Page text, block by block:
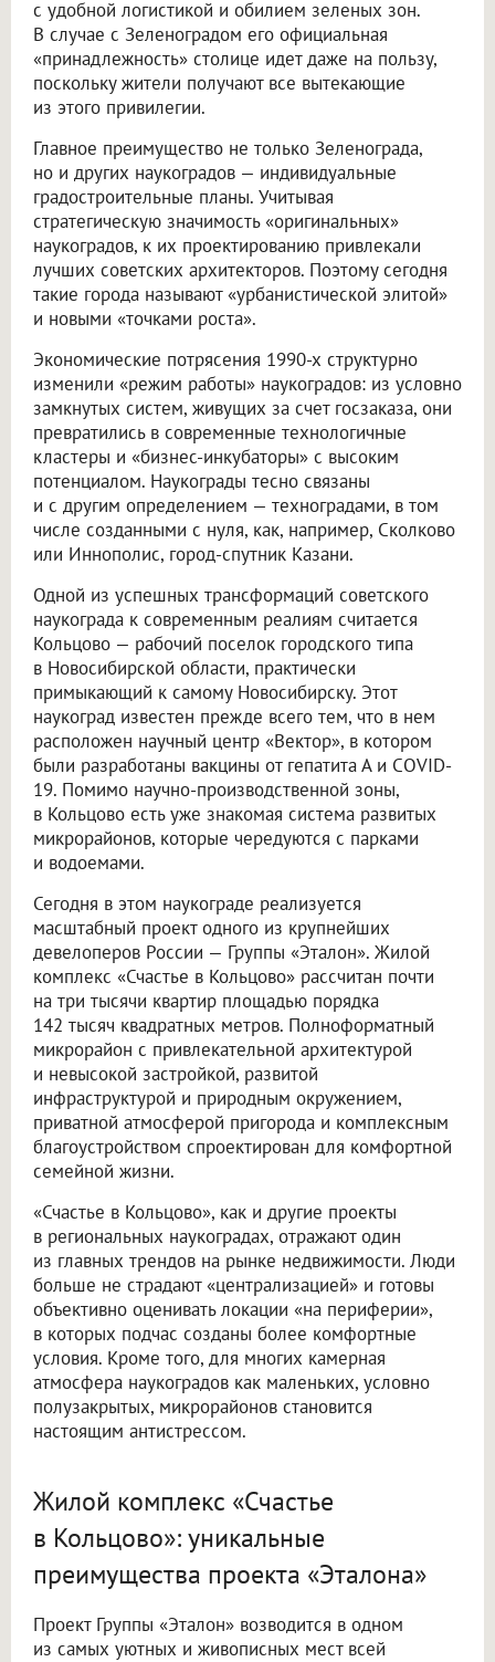
с удобной логистикой и обилием зеленых зон.
В случае с Зеленоградом его официальная
«принадлежность» столице идет даже на пользу,
поскольку жители получают все вытекающие
из этого привилегии.
Главное преимущество не только Зеленограда,
но и других наукоградов — индивидуальные
градостроительные планы. Учитывая
стратегическую значимость «оригинальных»
наукоградов, к их проектированию привлекали
лучших советских архитекторов. Поэтому сегодня
такие города называют «урбанистической элитой»
и новыми «точками роста».
Экономические потрясения 1990-х структурно
изменили «режим работы» наукоградов: из условно
замкнутых систем, живущих за счет госзаказа, они
превратились в современные технологичные
кластеры и «бизнес-инкубаторы» с высоким
потенциалом. Наукограды тесно связаны
и с другим определением — техноградами, в том
числе созданными с нуля, как, например, Сколково
или Иннополис, город-спутник Казани.
Одной из успешных трансформаций советского
наукограда к современным реалиям считается
Кольцово — рабочий поселок городского типа
в Новосибирской области, практически
примыкающий к самому Новосибирску. Этот
наукоград известен прежде всего тем, что в нем
расположен научный центр «Вектор», в котором
были разработаны вакцины от гепатита А и COVID-
19. Помимо научно-производственной зоны,
в Кольцово есть уже знакомая система развитых
микрорайонов, которые чередуются с парками
и водоемами.
Сегодня в этом наукограде реализуется
масштабный проект одного из крупнейших
девелоперов России — Группы «Эталон». Жилой
комплекс «Счастье в Кольцово» рассчитан почти
на три тысячи квартир площадью порядка
142 тысяч квадратных метров. Полноформатный
микрорайон с привлекательной архитектурой
и невысокой застройкой, развитой
инфраструктурой и природным окружением,
приватной атмосферой пригорода и комплексным
благоустройством спроектирован для комфортной
семейной жизни.
«Счастье в Кольцово», как и другие проекты
в региональных наукоградах, отражают один
из главных трендов на рынке недвижимости. Люди
больше не страдают «централизацией» и готовы
объективно оценивать локации «на периферии»,
в которых подчас созданы более комфортные
условия. Кроме того, для многих камерная
атмосфера наукоградов как маленьких, условно
полузакрытых, микрорайонов становится
настоящим антистрессом.
Жилой комплекс «Счастье
в Кольцово»: уникальные
преимущества проекта «Эталона»
Проект Группы «Эталон» возводится в одном
из самых уютных и живописных мест всей